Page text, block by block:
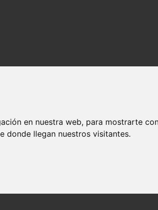
en nuestra web, para mostrarte
donde llegan nuestros visitantes.